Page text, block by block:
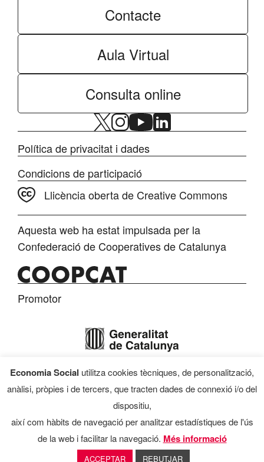
Contacte
Aula Virtual
Consulta online
Política de privacitat i dades
Condicions de participació
Llicència oberta de Creative Commons
Aquesta web ha estat impulsada per la
Confederació de Cooperatives de Catalunya
Promotor
Finançament
Programa d’Economia Social, 2026
Economia Social utilitza cookies tècniques, de personalització,
anàlisi, pròpies i de tercers, que tracten dades de connexió i/o del
dispositiu,
així com hàbits de navegació per analitzar estadístiques de l'ús
de la web i facilitar la navegació. Més informació
ACCEPTAR REBUTJAR